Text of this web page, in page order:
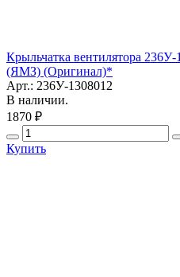
Крыльчатка вентилятора
(ЯМЗ) (Оригинал)*
Арт.: 236У-1308012
В наличии.
1870 ₽
Купить